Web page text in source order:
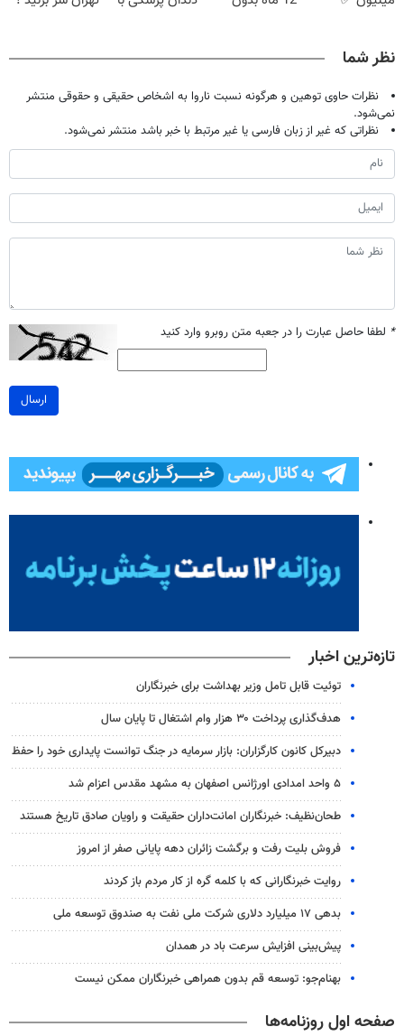
گارانتی
نظر شما
نظرات حاوی توهین و هرگونه نسبت ناروا به اشخاص حقیقی و حقوقی منتشر
نمی‌شود.
نظراتی که غیر از زبان فارسی یا غیر مرتبط با خبر باشد منتشر نمی‌شود.
* لطفا حاصل عبارت را در جعبه متن روبرو وارد کنید
ارسال
تازه‌ترین اخبار
توئیت قابل تامل وزیر بهداشت برای خبرنگاران
هدف‌گذاری پرداخت ۳۰ هزار وام اشتغال تا پایان سال
دبیرکل کانون کارگزاران: بازار سرمایه در جنگ توانست پایداری خود را حفظ
۵ واحد امدادی اورژانس اصفهان به مشهد مقدس اعزام شد
طحان‌نظیف: خبرنگاران امانت‌داران حقیقت و راویان صادق تاریخ‌ هستند
فروش بلیت رفت و برگشت زائران دهه پایانی صفر از امروز
روایت خبرنگارانی که با کلمه گره از کار مردم باز کردند
بدهی ۱۷ میلیارد دلاری شرکت ملی نفت به صندوق توسعه ملی
پیش‌بینی افزایش سرعت باد در همدان
بهنام‌جو: توسعه قم بدون همراهی خبرنگاران ممکن نیست
صفحه اول روزنامه‌ها